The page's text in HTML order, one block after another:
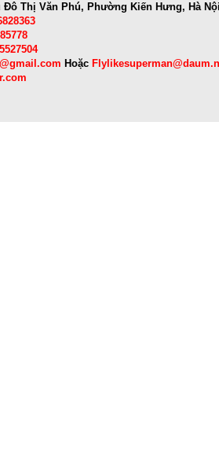
Đô Thị Văn Phú, Phường Kiến Hưng, Hà
Hoặc